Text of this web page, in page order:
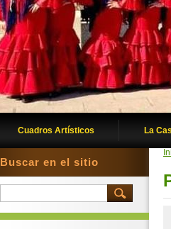
Cuadros Artísticos La
Buscar en el sitio